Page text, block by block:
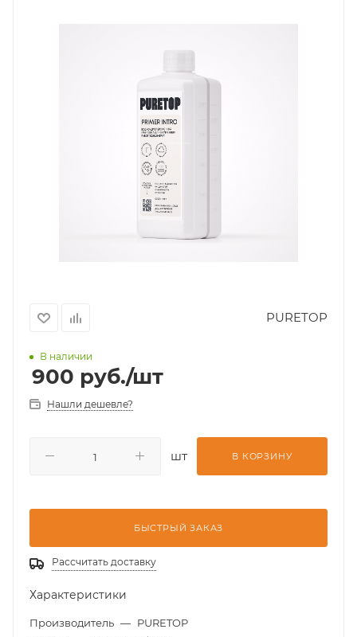
PURETOP
В наличии
900 руб./шт
Нашли дешевле?
шт В КОРЗИНУ
БЫСТРЫЙ ЗАКАЗ
Рассчитать доставку
Характеристики
Производитель — PURETOP